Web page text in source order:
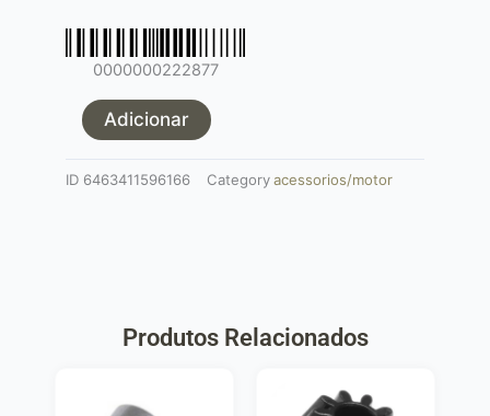
0000000222877
G&G
Adicionar
ID 6463411596166 Categoryacessorios/motor
Produtos Relacionados